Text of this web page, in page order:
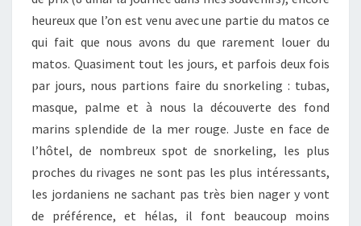
heureux que l’on est venu avec une partie du matos ce
qui fait que nous avons du que rarement louer du
matos. Quasiment tout les jours, et parfois deux fois
par jours, nous partions faire du snorkeling : tubas,
masque, palme et à nous la découverte des fond
marins splendide de la mer rouge. Juste en face de
l’hôtel, de nombreux spot de snorkeling, les plus
proches du rivages ne sont pas les plus intéressants,
les jordaniens ne sachant pas très bien nager y vont
de préférence, et hélas, il font beaucoup moins